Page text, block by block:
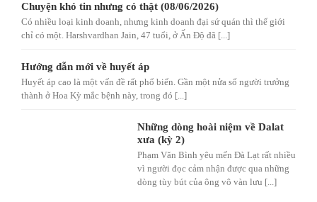
Chuyện khó tin nhưng có thật (08/06/2026)
Có nhiều loại kinh doanh, nhưng kinh doanh đại sứ quán thì thế giới
chỉ có một. Harshvardhan Jain, 47 tuổi, ở Ấn Độ đã [...]
Hướng dẫn mới về huyết áp
Huyết áp cao là một vấn đề rất phổ biến. Gần một nửa số người trưởng
thành ở Hoa Kỳ mắc bệnh này, trong đó [...]
Những dòng hoài niệm về Dalat
xưa (kỳ 2)
Phạm Văn Bình yêu mến Đà Lạt rất nhiều
vì người đọc cảm nhận được qua những
dòng tùy bút của ông vô vàn lưu [...]